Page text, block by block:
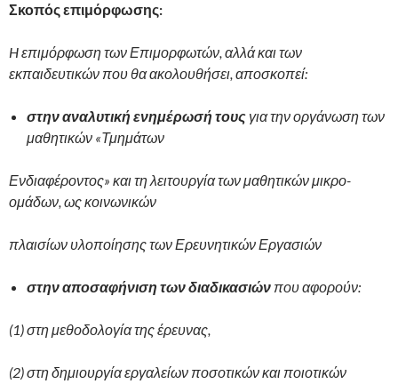
Σκοπός επιμόρφωσης:
Hεπιμόρφωση των Επιμορφωτών, αλλά και των
εκπαιδευτικών που θα ακολουθήσει, αποσκοπεί:
στην αναλυτική ενημέρωσή τους για την οργάνωση των
μαθητικών «Τμημάτων
Ενδιαφέροντος» και τη λειτουργία των μαθητικών μικρο-
ομάδων, ως κοινωνικών
πλαισίων υλοποίησης των Ερευνητικών Εργασιών
στην αποσαφήνιση των διαδικασιών που αφορούν:
(1) στη μεθοδολογία της έρευνας,
(2) στη δημιουργία εργαλείων ποσοτικών και ποιοτικών